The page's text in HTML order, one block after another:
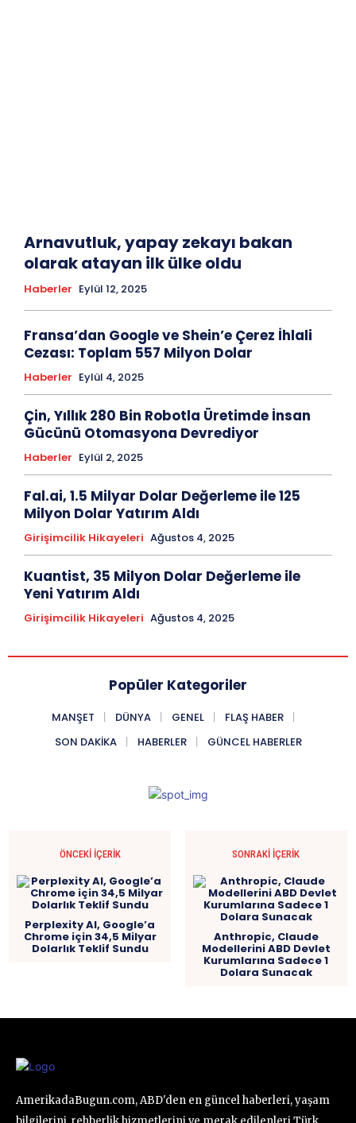
Arnavutluk, yapay zekayı bakan
olarak atayan ilk ülke oldu
Haberler Eylül 12, 2025
Fransa’dan Google ve Shein’e Çerez İhlali
Cezası: Toplam 557 Milyon Dolar
Haberler Eylül 4, 2025
Çin, Yıllık 280 Bin Robotla Üretimde İnsan
Gücünü Otomasyona Devrediyor
Haberler Eylül 2, 2025
Fal.ai, 1.5 Milyar Dolar Değerleme ile 125
Milyon Dolar Yatırım Aldı
Girişimcilik Hikayeleri Ağustos 4, 2025
Kuantist, 35 Milyon Dolar Değerleme ile
Yeni Yatırım Aldı
Girişimcilik Hikayeleri Ağustos 4, 2025
Popüler Kategoriler
MANŞET DÜNYA GENEL
FLAŞ HABER
SON DAKIKA
HABERLER GÜNCEL HABERLER
ÖNCEKI İÇERIK
Perplexity AI, Google’a
Chrome için 34,5 Milyar
Dolarlık Teklif Sundu
SONRAKI İÇERIK
Anthropic, Claude
Modellerini ABD Devlet
Kurumlarına Sadece 1
Dolara Sunacak
AmerikadaBugun.com, ABD'den en güncel haberleri, yaşam